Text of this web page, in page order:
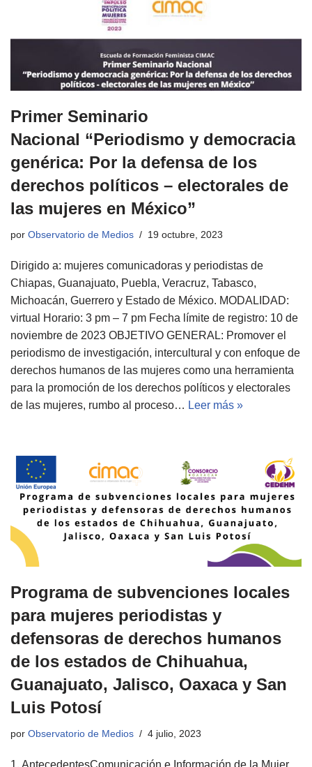
Primer Seminario
Nacional “Periodismo y democracia
genérica: Por la defensa de los
derechos políticos – electorales de
las mujeres en México”
por Observatorio de Medios 19 octubre, 2023
Dirigido a: mujeres comunicadoras y periodistas de
Chiapas, Guanajuato, Puebla, Veracruz, Tabasco,
Michoacán, Guerrero y Estado de México. MODALIDAD:
virtual Horario: 3 pm – 7 pm Fecha límite de registro: 10 de
noviembre de 2023 OBJETIVO GENERAL: Promover el
periodismo de investigación, intercultural y con enfoque de
derechos humanos de las mujeres como una herramienta
para la promoción de los derechos políticos y electorales
de las mujeres, rumbo al proceso… Leer más »
Programa de subvenciones locales
para mujeres periodistas y
defensoras de derechos humanos
de los estados de Chihuahua,
Guanajuato, Jalisco, Oaxaca y San
Luis Potosí
por Observatorio de Medios 4 julio, 2023
1. AntecedentesComunicación e Información de la Mujer